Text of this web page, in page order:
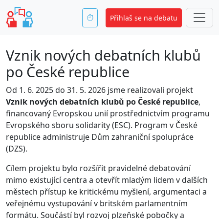
Přihlaš se na debatu
Vznik nových debatních klubů
po České republice
Od 1. 6. 2025 do 31. 5. 2026 jsme realizovali projekt
Vznik nových debatních klubů po České republice,
financovaný Evropskou unií prostřednictvím programu
Evropského sboru solidarity (ESC). Program v České
republice administruje Dům zahraniční spolupráce
(DZS).
Cílem projektu bylo rozšířit pravidelné debatování
mimo existující centra a otevřít mladým lidem v dalších
městech přístup ke kritickému myšlení, argumentaci a
veřejnému vystupování v britském parlamentním
formátu. Součástí byl rozvoj plzeňské pobočky a